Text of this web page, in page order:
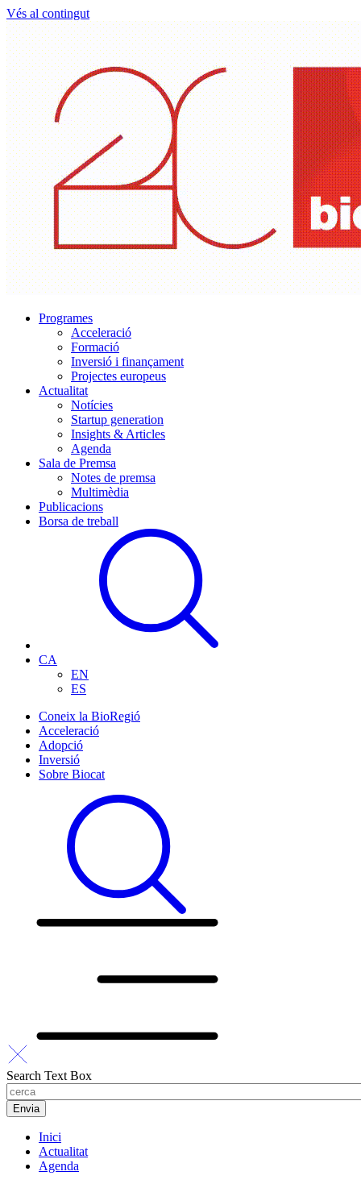
Vés al contingut
Programes
Acceleració
Formació
Inversió i finançament
Projectes europeus
Actualitat
Notícies
Startup generation
Insights & Articles
Agenda
Sala de Premsa
Notes de premsa
Multimèdia
Publicacions
Borsa de treball
CA
EN
ES
Coneix la BioRegió
Acceleració
Adopció
Inversió
Sobre Biocat
Search Text Box
Inici
Actualitat
Agenda